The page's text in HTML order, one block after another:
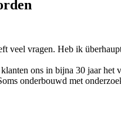
veel vragen. Heb ik
ons in bijna 30 jaar
onderbouwd met